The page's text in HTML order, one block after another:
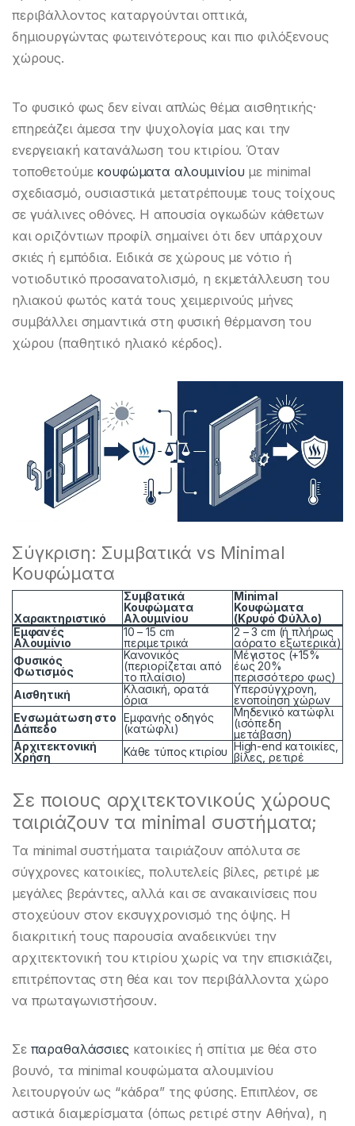
περιβάλλοντος καταργούνται οπτικά,
δημιουργώντας φωτεινότερους και πιο φιλόξενους
χώρους.
Το φυσικό φως δεν είναι απλώς θέμα αισθητικής·
επηρεάζει άμεσα την ψυχολογία μας και την
ενεργειακή κατανάλωση του κτιρίου. Όταν
τοποθετούμε κουφώματα αλουμινίου με minimal
σχεδιασμό, ουσιαστικά μετατρέπουμε τους τοίχους
σε γυάλινες οθόνες. Η απουσία ογκωδών κάθετων
και οριζόντιων προφίλ σημαίνει ότι δεν υπάρχουν
σκιές ή εμπόδια. Ειδικά σε χώρους με νότιο ή
νοτιοδυτικό προσανατολισμό, η εκμετάλλευση του
ηλιακού φωτός κατά τους χειμερινούς μήνες
συμβάλλει σημαντικά στη φυσική θέρμανση του
χώρου (παθητικό ηλιακό κέρδος).
Σύγκριση: Συμβατικά vs Minimal
Κουφώματα
Χαρακτηριστικό
Συμβατικά
Κουφώματα
Αλουμινίου
Minimal
Κουφώματα
(Κρυφό Φύλλο)
Εμφανές
Αλουμίνιο
10 – 15 cm
περιμετρικά
2 – 3 cm (ή πλήρως
αόρατο εξωτερικά)
Φυσικός
Φωτισμός
Κανονικός
(περιορίζεται από
το πλαίσιο)
Μέγιστος (+15%
έως 20%
περισσότερο φως)
Αισθητική
Κλασική, ορατά
όρια
Υπερσύγχρονη,
ενοποίηση χώρων
Ενσωμάτωση στο
Δάπεδο
Εμφανής οδηγός
(κατώφλι)
Μηδενικό κατώφλι
(ισόπεδη
μετάβαση)
Αρχιτεκτονική
Χρήση
Κάθε τύπος κτιρίου High-end κατοικίες,
βίλες, ρετιρέ
Σε ποιους αρχιτεκτονικούς χώρους
ταιριάζουν τα minimal συστήματα;
Τα minimal συστήματα ταιριάζουν απόλυτα σε
σύγχρονες κατοικίες, πολυτελείς βίλες, ρετιρέ με
μεγάλες βεράντες, αλλά και σε ανακαινίσεις που
στοχεύουν στον εκσυγχρονισμό της όψης. Η
διακριτική τους παρουσία αναδεικνύει την
αρχιτεκτονική του κτιρίου χωρίς να την επισκιάζει,
επιτρέποντας στη θέα και τον περιβάλλοντα χώρο
να πρωταγωνιστήσουν.
Σε παραθαλάσσιεςκατοικίες ή σπίτια με θέα στο
βουνό, τα minimal κουφώματα αλουμινίου
λειτουργούν ως “κάδρα” της φύσης. Επιπλέον, σε
αστικά διαμερίσματα (όπως ρετιρέ στην Αθήνα), η